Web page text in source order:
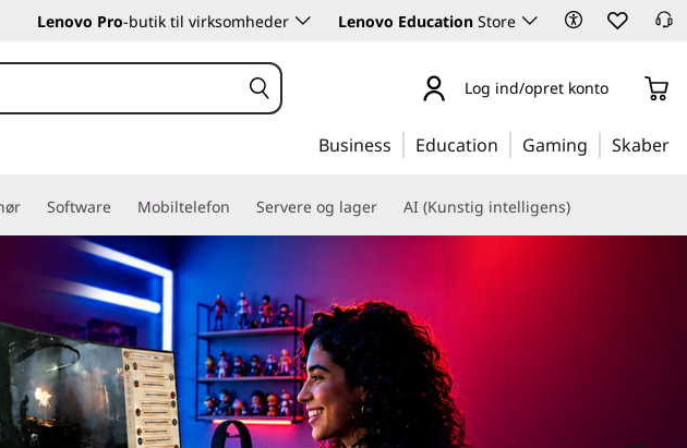
Lenovo Pro-butik til virksomheder Lenovo Education Store
Log ind/opret konto
Business Education Gaming Skaber
Software Mobiltelefon Servere og lager AI (Kunstig intelligens)